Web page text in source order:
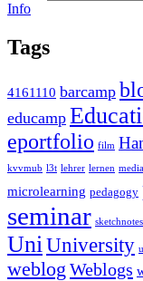
Info
Tags
4161110 barcamp
educamp
eportfolio film
kvvmub l3t lehrer lernen
microlearning pedagogy
seminar sketchnotes
UniUniversity
weblog Weblogs